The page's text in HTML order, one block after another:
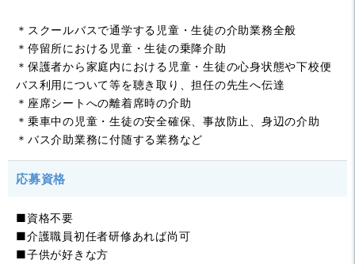
＊スクールバスで通学する児童・生徒の介助業務全般
＊停留所における児童・生徒の乗降介助
＊保護者から家庭内における児童・生徒の心身状態や下校便
バス利用について等を聴き取り、担任の先生へ伝達
＊座席シートへの離着席時の介助
＊乗車中の児童・生徒の安全確保、事故防止、身辺の介助
＊バス介助業務に付随する業務など
応募資格
■資格不要
■介護職員初任者研修あれば尚可
■子供が好きな方